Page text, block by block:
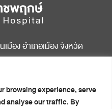
browsing experience, serve
analyse our traffic. By
อง อำเภอเมือง จังหวัด
บทความสุขภาพ
ข่าวประชาสัมพันธ์